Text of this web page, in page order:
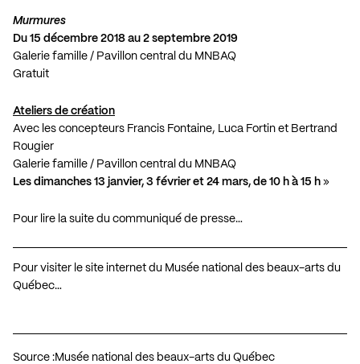
Murmures
Du 15 décembre 2018 au 2 septembre 2019
Galerie famille / Pavillon central du MNBAQ
Gratuit
Ateliers de création
Avec les concepteurs Francis Fontaine, Luca Fortin et Bertrand
Rougier
Galerie famille / Pavillon central du MNBAQ
Les dimanches 13 janvier, 3 février et 24 mars, de 10 h à 15 h »
Pour lire la suite du communiqué de presse…
Pour visiter le site internet du Musée national des beaux-arts du
Québec…
Source :Musée national des beaux-arts du Québec